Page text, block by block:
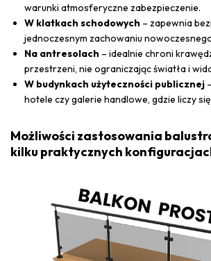
warunki atmosferyczne zabezpieczenie.
W klatkach schodowych – zapewnia
jednoczesnym zachowaniu
Na antresolach – idealnie chroni
przestrzeni, nie ograniczając światła i
W budynkach użyteczności publicznej
hotele czy galerie handlowe, gdzie liczy
Możliwości zastosowania
kilku praktycznych